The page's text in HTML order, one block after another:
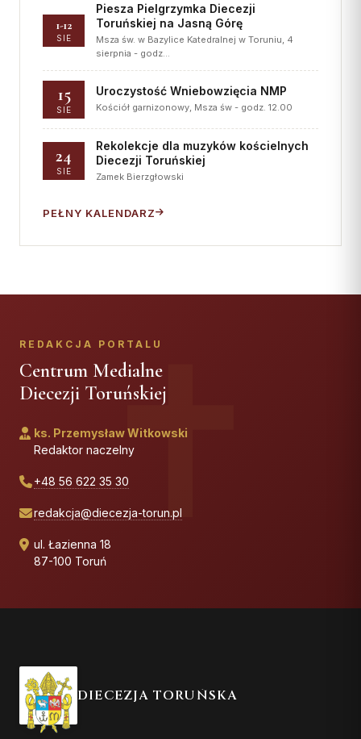
1-12
SIE
Piesza Pielgrzymka Diecezji
Toruńskiej na Jasną Górę
Msza św. w Bazylice Katedralnej w Toruniu, 4
sierpnia - godz…
15
SIE
Uroczystość Wniebowzięcia NMP
Kościół garnizonowy, Msza św - godz. 12.00
24
SIE
Rekolekcje dla muzyków kościelnych
Diecezji Toruńskiej
Zamek Bierzgłowski
PEŁNY KALENDARZ
REDAKCJA PORTALU
Centrum Medialne
Diecezji Toruńskiej
ks. Przemysław Witkowski
Redaktor naczelny
+48 56 622 35 30
redakcja@diecezja-torun.pl
ul. Łazienna 18
87-100 Toruń
DIECEZJA TORUŃSKA